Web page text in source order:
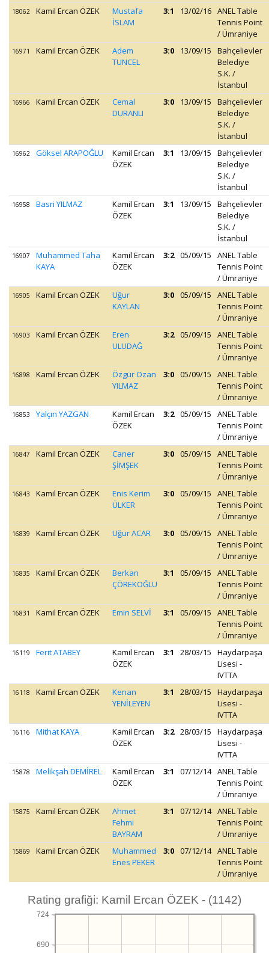
18062 Kamil Ercan ÖZEK
Mustafa
İSLAM
3:1 13/02/16 ANEL Table
Tennis Point
/ Ümraniye
16971 Kamil Ercan ÖZEK
Adem
TUNCEL
3:0 13/09/15
Bahçelievler
Belediye
S.K. /
İstanbul
16966 Kamil Ercan ÖZEK
Cemal
DURANLI
3:0 13/09/15
Bahçelievler
Belediye
S.K. /
İstanbul
16962 Göksel ARAPOĞLU
Kamil Ercan
ÖZEK
3:1 13/09/15
Bahçelievler
Belediye
S.K. /
İstanbul
16958 Basri YILMAZ
Kamil Ercan
ÖZEK
3:1 13/09/15
Bahçelievler
Belediye
S.K. /
İstanbul
16907
Muhammed Taha
KAYA
Kamil Ercan
ÖZEK
3:2 05/09/15
ANEL Table
Tennis Point
/ Ümraniye
16905 Kamil Ercan ÖZEK
Uğur
KAYLAN
3:0 05/09/15
ANEL Table
Tennis Point
/ Ümraniye
16903 Kamil Ercan ÖZEK
Eren
ULUDAĞ
3:2 05/09/15
ANEL Table
Tennis Point
/ Ümraniye
16898 Kamil Ercan ÖZEK
Özgür Ozan
YILMAZ
3:0 05/09/15
ANEL Table
Tennis Point
/ Ümraniye
16853 Yalçın YAZGAN
Kamil Ercan
ÖZEK
3:2 05/09/15
ANEL Table
Tennis Point
/ Ümraniye
16847 Kamil Ercan ÖZEK
Caner
ŞİMŞEK
3:0 05/09/15
ANEL Table
Tennis Point
/ Ümraniye
16843 Kamil Ercan ÖZEK
Enis Kerim
ÜLKER
3:0 05/09/15
ANEL Table
Tennis Point
/ Ümraniye
16839 Kamil Ercan ÖZEK Uğur ACAR 3:0 05/09/15
ANEL Table
Tennis Point
/ Ümraniye
16835 Kamil Ercan ÖZEK
Berkan
ÇÖREKOĞLU
3:1 05/09/15
ANEL Table
Tennis Point
/ Ümraniye
16831 Kamil Ercan ÖZEK Emin SELVİ 3:1 05/09/15
ANEL Table
Tennis Point
/ Ümraniye
16119 Ferit ATABEY
Kamil Ercan
ÖZEK
3:1 28/03/15
Haydarpaşa
Lisesi -
IVTTA
16118 Kamil Ercan ÖZEK
Kenan
YENİLEYEN
3:1 28/03/15
Haydarpaşa
Lisesi -
IVTTA
16116 Mithat KAYA
Kamil Ercan
ÖZEK
3:2 28/03/15
Haydarpaşa
Lisesi -
IVTTA
15878 Melikşah DEMİREL
Kamil Ercan
ÖZEK
3:1 07/12/14 ANEL Table
Tennis Point
/ Ümraniye
15875 Kamil Ercan ÖZEK
Ahmet
Fehmi
BAYRAM
3:1 07/12/14 ANEL Table
Tennis Point
/ Ümraniye
15869 Kamil Ercan ÖZEK
Muhammed
Enes PEKER
3:0 07/12/14 ANEL Table
Tennis Point
/ Ümraniye
Rating grafiği: Kamil Ercan ÖZEK - (1142)
690
724